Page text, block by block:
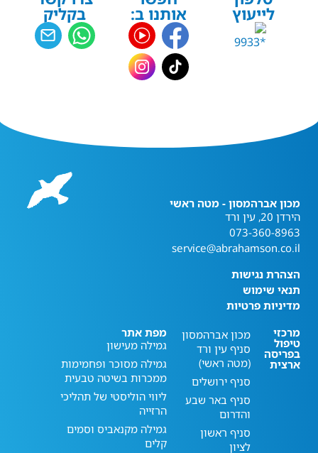
לייעוץ אותנו ב: בקליק
מכון אברהמסון - מטה ראשי
הירדן 20, עין ורד
073-360-8963
service@abrahamson.co.il
הצהרת נגישות
תנאי שימוש
מדיניות פרטיות
מרכזי
טיפול
בפריסה
ארצית
מכון אברהמסון
סניף עין ורד
(מטה ראשי)
סניף ירושלים
סניף באר שבע
והדרום
סניף ראשון
לציון
מפת אתר
גמילה מעישון
גמילה מסוכר ופחמימות
ממכרות בשיטה טבעית
ליווי הוליסטי של תהליכי
הרזייה
גמילה מקנאביס וסמים
קלים